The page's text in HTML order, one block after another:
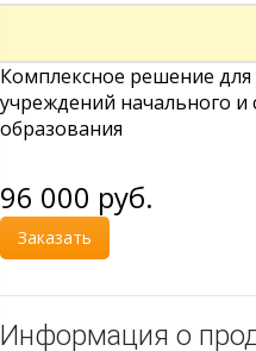
Комплексное решение
учреждений начального и
образования
96 000 руб.
Заказать
Информация о